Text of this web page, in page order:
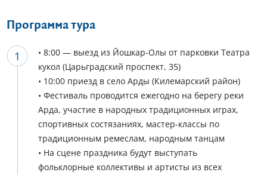
Программа тура
• 8:00 — выезд из Йошкар-Олы от парковки Театра
кукол (Царьградский проспект, 35)
• 10:00 приезд в село Арды (Килемарский район)
• Фестиваль проводится ежегодно на берегу реки
Арда, участие в народных традиционных играх,
спортивных состязаниях, мастер-классы по
традиционным ремеслам, народным танцам
• На сцене праздника будут выступать
фольклорные коллективы и артисты из всех